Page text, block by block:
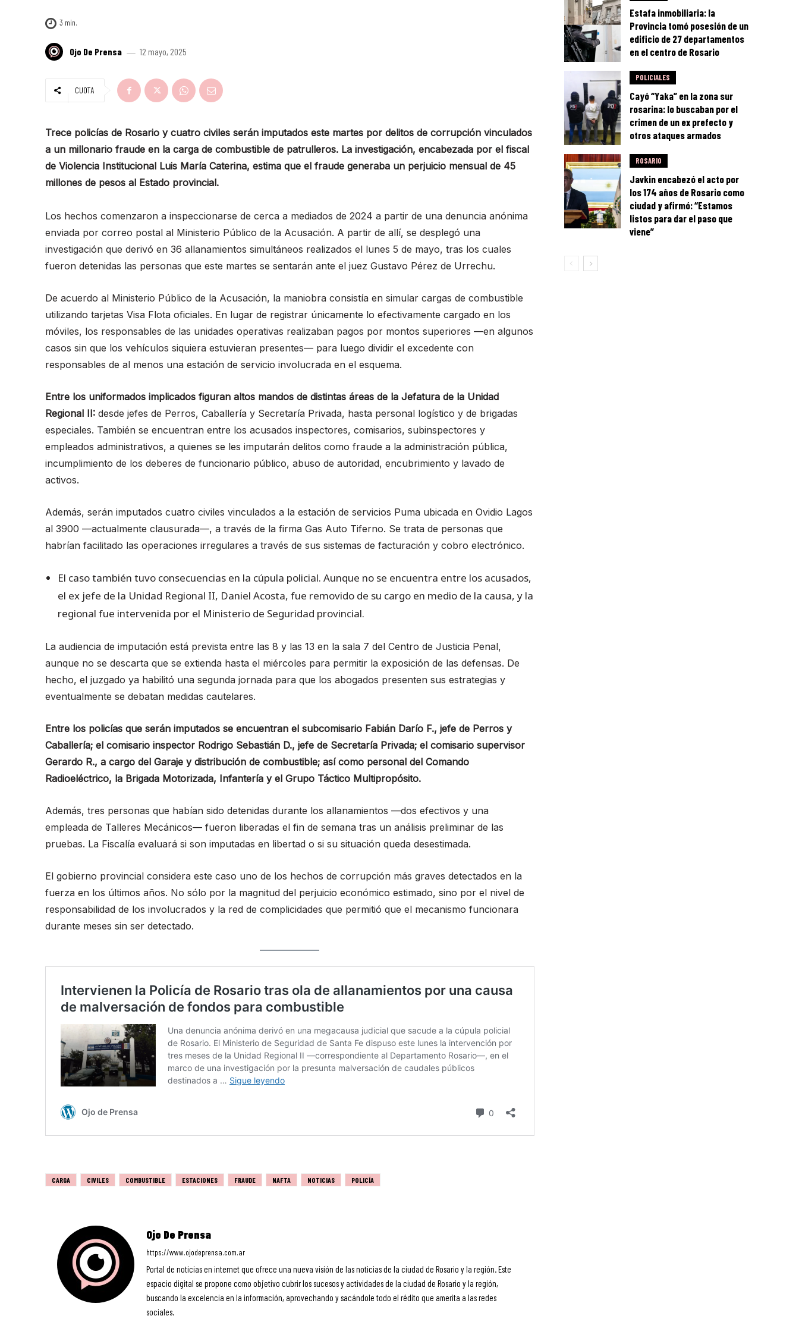
3 min.
Ojo De Prensa 12 mayo, 2025
CUOTA
Trece policías de Rosario y cuatro civiles serán imputados este martes por delitos de corrupción vinculados
a un millonario fraude en la carga de combustible de patrulleros. La investigación, encabezada por el fiscal
de Violencia Institucional Luis María Caterina, estima que el fraude generaba un perjuicio mensual de 45
millones de pesos al Estado provincial.
Los hechos comenzaron a inspeccionarse de cerca a mediados de 2024 a partir de una denuncia anónima
enviada por correo postal al Ministerio Público de la Acusación. A partir de allí, se desplegó una
investigación que derivó en 36 allanamientos simultáneos realizados el lunes 5 de mayo, tras los cuales
fueron detenidas las personas que este martes se sentarán ante el juez Gustavo Pérez de Urrechu.
De acuerdo al Ministerio Público de la Acusación, la maniobra consistía en simular cargas de combustible
utilizando tarjetas Visa Flota oficiales. En lugar de registrar únicamente lo efectivamente cargado en los
móviles, los responsables de las unidades operativas realizaban pagos por montos superiores —en algunos
casos sin que los vehículos siquiera estuvieran presentes— para luego dividir el excedente con
responsables de al menos una estación de servicio involucrada en el esquema.
Entre los uniformados implicados figuran altos mandos de distintas áreas de la Jefatura de la Unidad
Regional II: desde jefes de Perros, Caballería y Secretaría Privada, hasta personal logístico y de brigadas
especiales. También se encuentran entre los acusados inspectores, comisarios, subinspectores y
empleados administrativos, a quienes se les imputarán delitos como fraude a la administración pública,
incumplimiento de los deberes de funcionario público, abuso de autoridad, encubrimiento y lavado de
activos.
Además, serán imputados cuatro civiles vinculados a la estación de servicios Puma ubicada en Ovidio Lagos
al 3900 —actualmente clausurada—, a través de la firma Gas Auto Tiferno. Se trata de personas que
habrían facilitado las operaciones irregulares a través de sus sistemas de facturación y cobro electrónico.
El caso también tuvo consecuencias en la cúpula policial. Aunque no se encuentra entre los acusados,
el ex jefe de la Unidad Regional II, Daniel Acosta, fue removido de su cargo en medio de la causa, y la
regional fue intervenida por el Ministerio de Seguridad provincial.
La audiencia de imputación está prevista entre las 8 y las 13 en la sala 7 del Centro de Justicia Penal,
aunque no se descarta que se extienda hasta el miércoles para permitir la exposición de las defensas. De
hecho, el juzgado ya habilitó una segunda jornada para que los abogados presenten sus estrategias y
eventualmente se debatan medidas cautelares.
Entre los policías que serán imputados se encuentran el subcomisario Fabián Darío F., jefe de Perros y
Caballería; el comisario inspector Rodrigo Sebastián D., jefe de Secretaría Privada; el comisario supervisor
Gerardo R., a cargo del Garaje y distribución de combustible; así como personal del Comando
Radioeléctrico, la Brigada Motorizada, Infantería y el Grupo Táctico Multipropósito.
Además, tres personas que habían sido detenidas durante los allanamientos —dos efectivos y una
empleada de Talleres Mecánicos— fueron liberadas el fin de semana tras un análisis preliminar de las
pruebas. La Fiscalía evaluará si son imputadas en libertad o si su situación queda desestimada.
El gobierno provincial considera este caso uno de los hechos de corrupción más graves detectados en la
fuerza en los últimos años. No sólo por la magnitud del perjuicio económico estimado, sino por el nivel de
responsabilidad de los involucrados y la red de complicidades que permitió que el mecanismo funcionara
durante meses sin ser detectado.
CARGA CIVILES COMBUSTIBLE ESTACIONES FRAUDE NAFTA NOTICIAS POLICÍA
Ojo De Prensa
https://www.ojodeprensa.com.ar
Portal de noticias en internet que ofrece una nueva visión de las noticias de la ciudad de Rosario y la región. Este
espacio digital se propone como objetivo cubrir los sucesos y actividades de la ciudad de Rosario y la región,
buscando la excelencia en la información, aprovechando y sacándole todo el rédito que amerita a las redes
sociales.
Estafa inmobiliaria: la
Provincia tomó posesión de un
edificio de 27 departamentos
en el centro de Rosario
POLICIALES
Cayó “Yaka” en la zona sur
rosarina: lo buscaban por el
crimen de un ex prefecto y
otros ataques armados
ROSARIO
Javkin encabezó el acto por
los 174 años de Rosario como
ciudad y afirmó: “Estamos
listos para dar el paso que
viene”